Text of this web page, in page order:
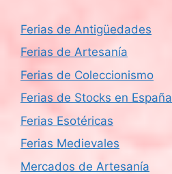
Ferias de Antigüedades
Ferias de Artesanía
Ferias de Coleccionismo
Ferias de Stocks en España
Ferias Esotéricas
Ferias Medievales
Mercados de Artesanía